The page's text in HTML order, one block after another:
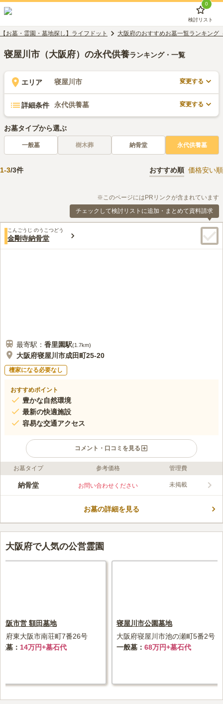
0
検討リスト
【お墓・霊園・墓地探し】ライフドット 大阪府のおすすめお墓一覧ランキング
寝屋川市（大阪府）の永代供養ランキング・一覧
エリア 寝屋川市 変更する
詳細条件 永代供養墓 変更する
お墓タイプから選ぶ
一般墓 樹木葬 納骨堂 永代供養墓
1-3/3件 おすすめ順 価格安い順
※このページにはPRリンクが含まれています
チェックして検討リストに追加・まとめて資料請求
こんごうじ のうこつどう
金剛寺納骨堂
最寄駅： 香里園駅(1.7km)
大阪府寝屋川市成田町25-20
檀家になる必要なし
おすすめポイント
豊かな自然環境
最新の快適施設
容易な交通アクセス
コメント・口コミを見る
口コミ評価
この霊園はまだ誰からも評価されていません。
お墓タイプ 参考価格 管理費
納骨堂 お問い合わせください 未掲載
お墓の詳細を見る
大阪府で人気の公営霊園
阪市営 額田墓地
府東大阪市南荘町7番26号
墓
14万円+墓石代
寝屋川市公園墓地
大阪府寝屋川市池の瀬町5番2号
一般墓
68万円+墓石代